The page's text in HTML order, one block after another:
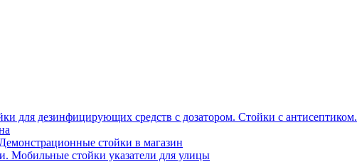
для дезинфицирующих средств с дозатором. Стойки с антисептиком.
стойки в магазин
Мобильные стойки указатели для улицы